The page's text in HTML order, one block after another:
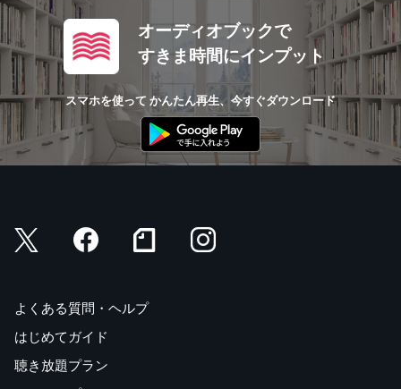
オーディオブックで
すきま時間にインプット
スマホを使って かんたん再生、今すぐダウンロード
よくある質問・ヘルプ
はじめてガイド
聴き放題プラン